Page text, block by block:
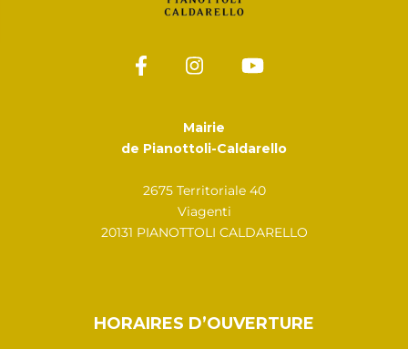
Mairie
de Pianottoli-Caldarello
2675 Territoriale 40
Viagenti
20131 PIANOTTOLI CALDARELLO
HORAIRES D’OUVERTURE